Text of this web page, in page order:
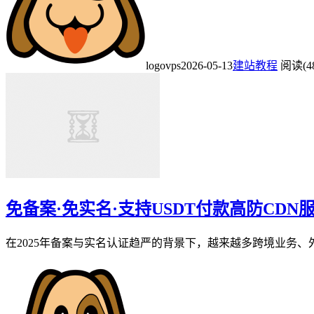
logovps2026-05-13建站教程 阅读
免备案·免实名·支持USDT付款高防CDN
在2025年备案与实名认证趋严的背景下，越来越多跨境业务